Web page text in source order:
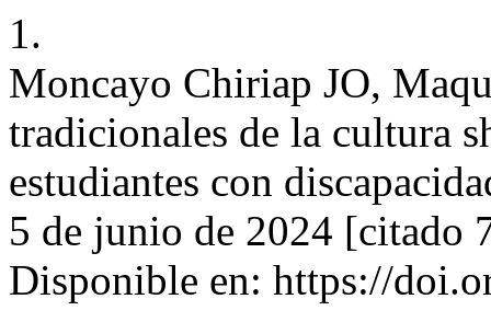
1.
Moncayo Chiriap JO,
tradicionales de la cultura
estudiantes con
5 de junio de 2024 [citado
Disponible en: https://